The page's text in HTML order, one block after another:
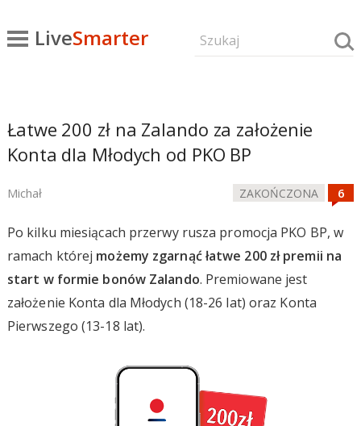
LiveSmarter
Łatwe 200 zł na Zalando za założenie
Konta dla Młodych od PKO BP
Michał ZAKOŃCZONA
Po kilku miesiącach przerwy rusza promocja PKO BP, w
ramach której możemy zgarnąć łatwe 200 zł premii na
start w formie bonów Zalando. Premiowane jest
założenie Konta dla Młodych (18-26 lat) oraz Konta
Pierwszego (13-18 lat).